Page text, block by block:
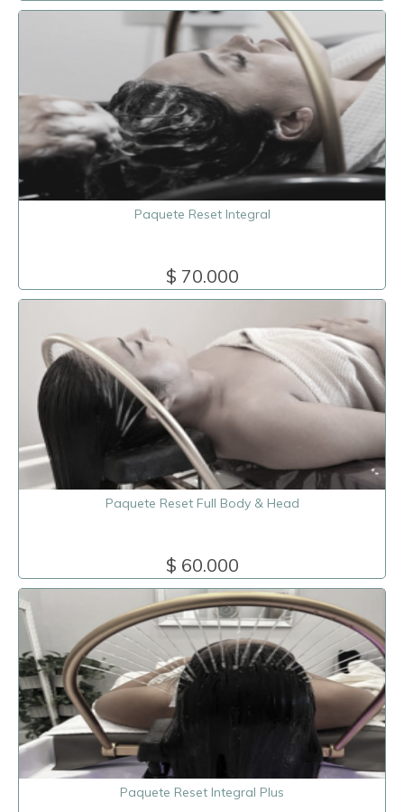
Paquete Reset Integral
$ 70.000
Paquete Reset Full Body & Head
$ 60.000
Paquete Reset Integral Plus